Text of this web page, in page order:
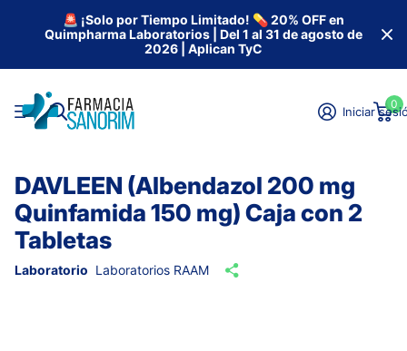
🚨 ¡Solo por Tiempo Limitado! 💊 20% OFF en
Quimpharma Laboratorios | Del 1 al 31 de agosto de
2026 | Aplican TyC
Iniciar
0
DAVLEEN (Albendazol 200 mg
Quinfamida 150 mg) Caja con 2
Tabletas
Laboratorio Laboratorios RAAM